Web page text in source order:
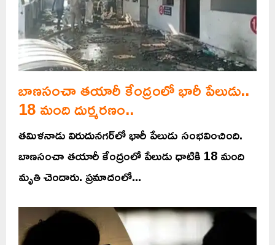
బాణసంచా తయారీ కేంద్రంలో భారీ పేలుడు..
18 మంది దుర్మరణం..
తమిళనాడు విరుదునగర్‌లో భారీ పేలుడు సంభవించింది.
బాణసంచా తయారీ కేంద్రంలో పేలుడు ధాటికి 18 మంది
మృతి చెందారు. ప్రమాదంలో...